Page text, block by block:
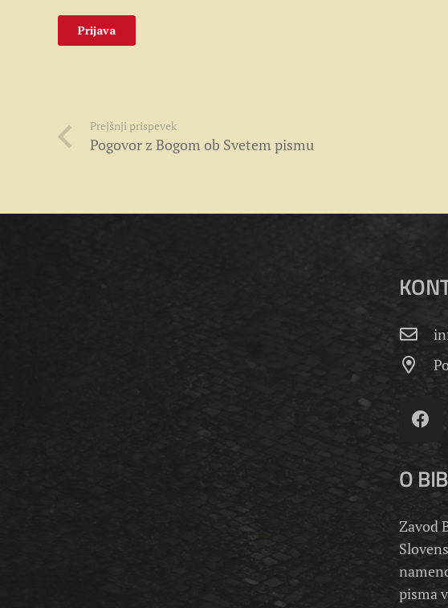
Prejšnji prispevek
Pogovor z Bogom ob Svetem pismu
O
Zavod
pisma